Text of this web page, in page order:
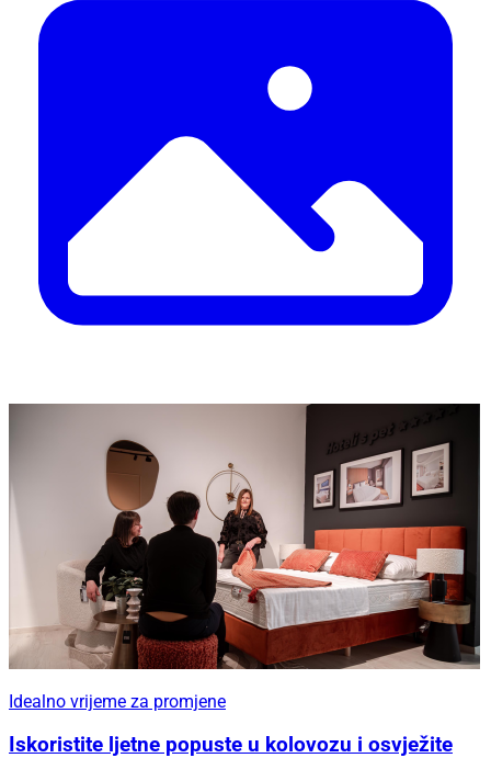
Idealno vrijeme za promjene
Iskoristite ljetne popuste u kolovozu i osvježite